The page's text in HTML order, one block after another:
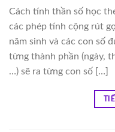
Cách tính thần số học
các phép tính cộng rút
năm sinh và các con số
từng thành phần (ngày,
…) sẽ ra từng con số […]